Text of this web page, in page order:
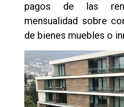
pagos de las
mensualidad sobre
de bienes muebles o